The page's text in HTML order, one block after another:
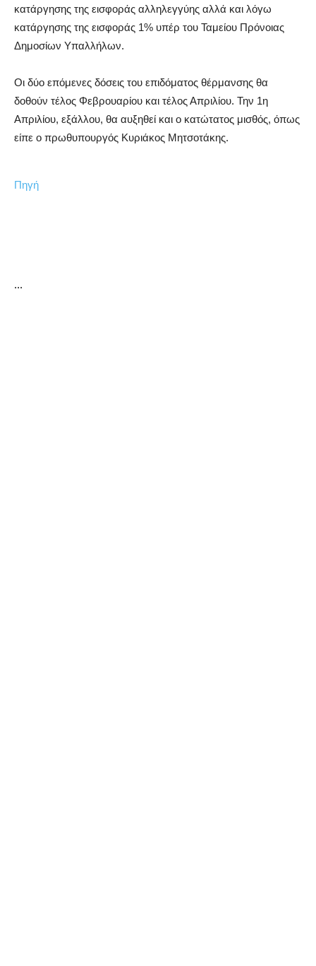
κατάργησης της εισφοράς αλληλεγγύης αλλά και λόγω
κατάργησης της εισφοράς 1% υπέρ του Ταμείου Πρόνοιας
Δημοσίων Υπαλλήλων.
Οι δύο επόμενες δόσεις του επιδόματος θέρμανσης θα
δοθούν τέλος Φεβρουαρίου και τέλος Απριλίου. Την 1η
Απριλίου, εξάλλου, θα αυξηθεί και ο κατώτατος μισθός, όπως
είπε ο πρωθυπουργός Κυριάκος Μητσοτάκης.
Πηγή
...